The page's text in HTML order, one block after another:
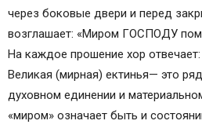
через боковые двери и перед
возглашает: «Миром ГОСПОДУ
На каждое прошение хор
Великая (мирная) ектинья— это
духовном единении и
«миром» означает быть и